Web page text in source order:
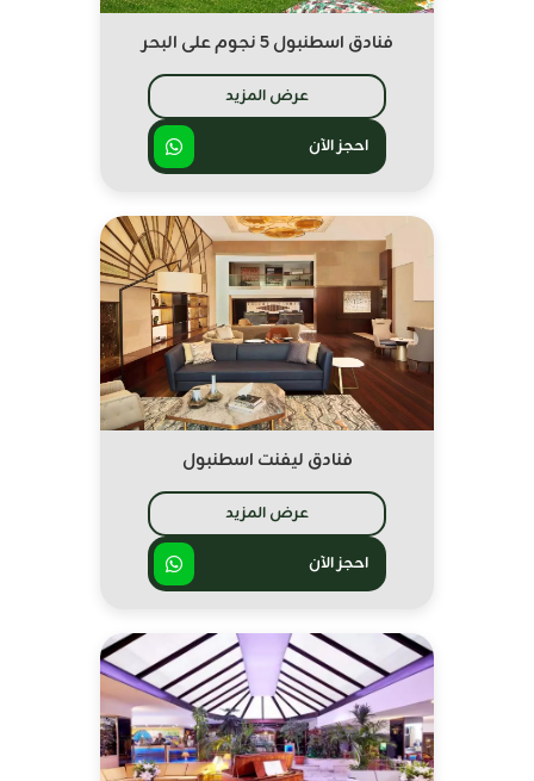
فنادق اسطنبول 5 نجوم على البحر
عرض المزيد
احجز الآن
فنادق ليفنت اسطنبول
عرض المزيد
احجز الآن